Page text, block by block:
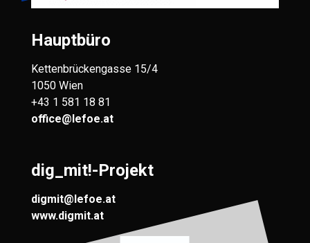
Hauptbüro
Kettenbrückengasse 15/4
1050 Wien
+43 1 581 18 81
office@lefoe.at
dig_mit!-Projekt
digmit@lefoe.at
www.digmit.at